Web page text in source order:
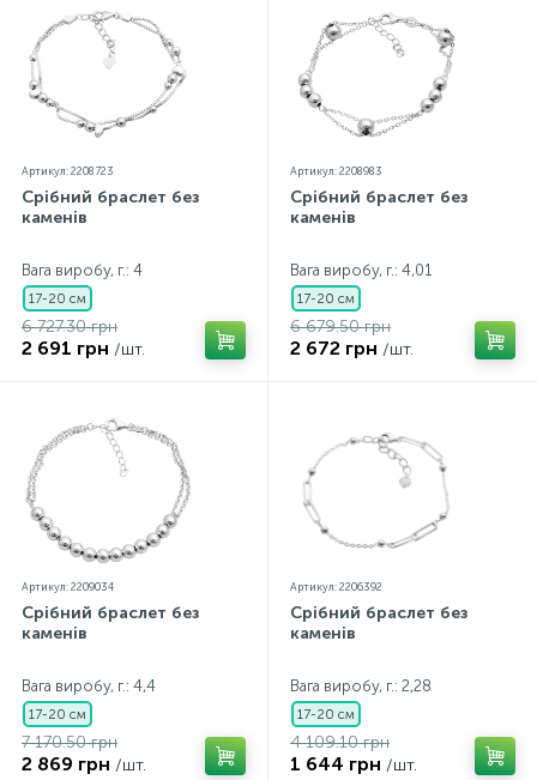
Артикул: 2208723
Срібний браслет без
каменів
Вага виробу, г.: 4
17-20 см
6 727.30 грн
2 691 грн /шт.
Артикул: 2208983
Срібний браслет без
каменів
Вага виробу, г.: 4,01
17-20 см
6 679.50 грн
2 672 грн /шт.
Артикул: 2209034
Срібний браслет без
каменів
Вага виробу, г.: 4,4
17-20 см
7 170.50 грн
2 869 грн /шт.
Артикул: 2206392
Срібний браслет без
каменів
Вага виробу, г.: 2,28
17-20 см
4 109.10 грн
1 644 грн /шт.